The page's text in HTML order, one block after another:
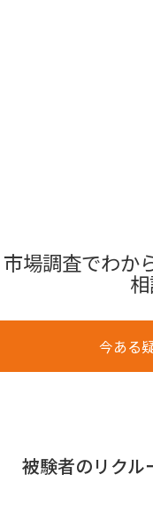
市場調査でわか
今ある
被験者のリクル